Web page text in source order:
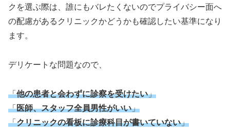
クを選ぶ際は、誰にもバレたくないのでプライバシー面へ
の配慮があるクリニックかどうかも確認したい基準になり
ます。
デリケートな問題なので、
「他の患者と会わずに診察を受けたい」
「医師、スタッフ全員男性がいい」
「クリニックの看板に診療科目が書いていない」